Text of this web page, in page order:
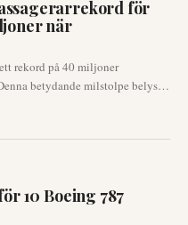
för
när
rekord på 40 miljoner
betydande milstolpe belyser
avgörande roll som ett globalt
från Mellanöstern.
10 Boeing 787